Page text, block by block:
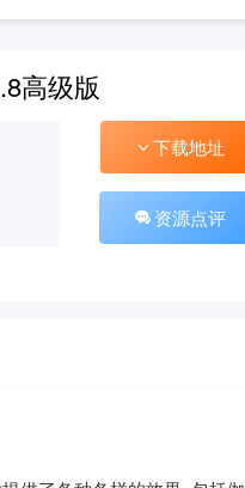
高级版
下载地址
资源点评